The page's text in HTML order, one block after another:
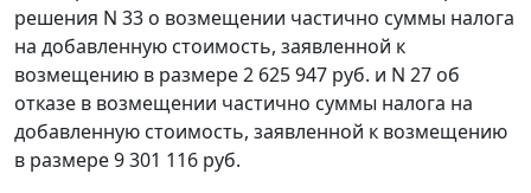
решения N 33 о возмещении частично суммы налога
на добавленную стоимость, заявленной к
возмещению в размере 2 625 947 руб. и N 27 об
отказе в возмещении частично суммы налога на
добавленную стоимость, заявленной к возмещению
в размере 9 301 116 руб.